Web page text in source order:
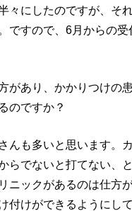
々にしたのですが、そ
ですので、6月からの受
があり、かかりつけの
のですか？
んも多いと思います。
らでないと打てない、
ニックがあるのは仕方
けができるようにして